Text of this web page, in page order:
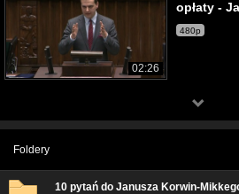
02:26
opłaty -
480p
Foldery
10 pytań do Janusza Korwin-